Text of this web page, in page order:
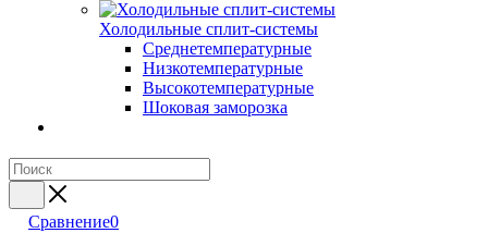
Холодильные сплит-системы
Среднетемпературные
Низкотемпературные
Высокотемпературные
Шоковая заморозка
Сравнение0